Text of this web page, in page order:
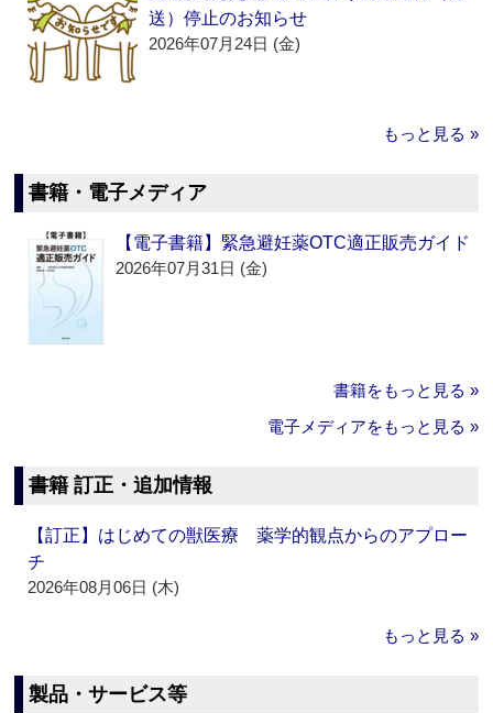
送）停止のお知らせ
2026年07月24日 (金)
もっと見る »
書籍・電子メディア
【電子書籍】緊急避妊薬OTC適正販売ガイド
2026年07月31日 (金)
書籍をもっと見る »
電子メディアをもっと見る »
書籍 訂正・追加情報
【訂正】はじめての獣医療 薬学的観点からのアプロー
チ
2026年08月06日 (木)
もっと見る »
製品・サービス等